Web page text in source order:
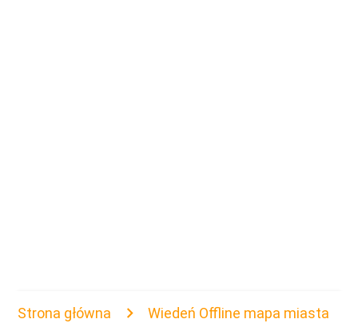
Strona główna Wiedeń Offline mapa miasta